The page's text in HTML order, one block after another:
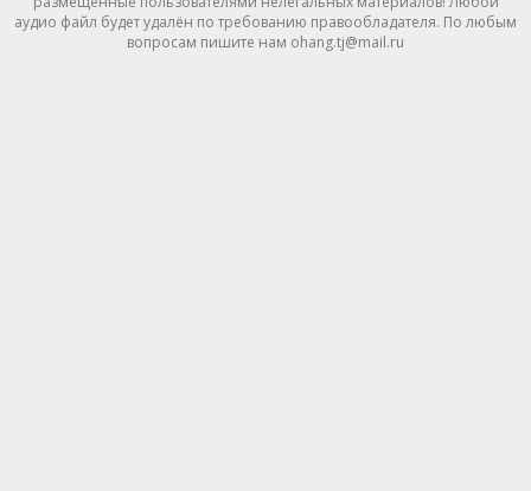
аудио файл будет удалён по требованию правообладателя. По любым
вопросам пишите нам ohang.tj@mail.ru